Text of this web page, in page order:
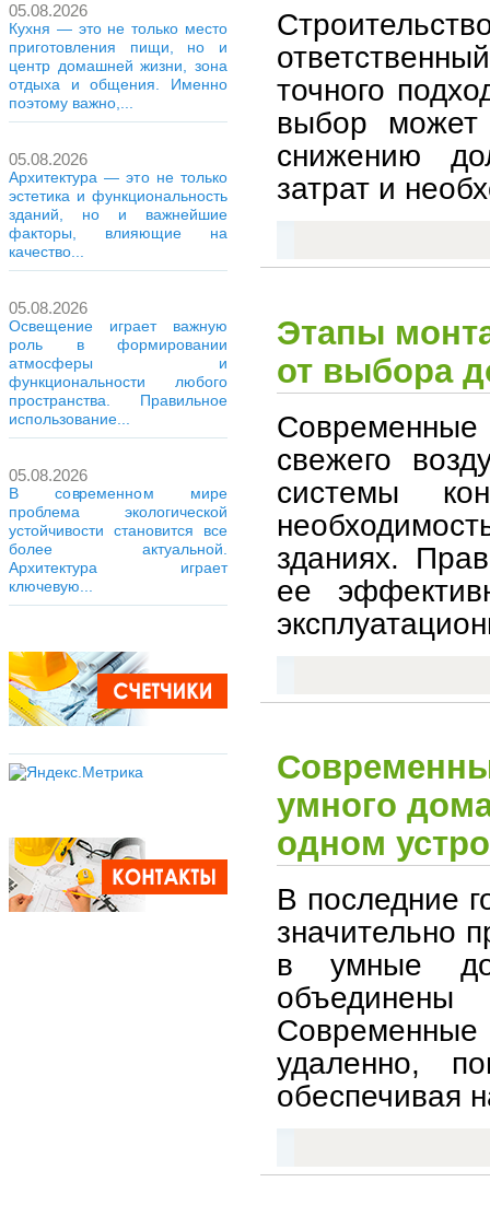
05.08.2026
Кухня — это не только место
приготовления пищи, но и
центр домашней жизни, зона
отдыха и общения. Именно
поэтому важно,...
05.08.2026
Архитектура — это не только
эстетика и функциональность
зданий, но и важнейшие
факторы, влияющие на
качество...
05.08.2026
Освещение играет важную
роль в формировании
атмосферы и
функциональности любого
пространства. Правильное
использование...
05.08.2026
В современном мире
проблема экологической
устойчивости становится все
более актуальной.
Архитектура играет
ключевую...
точного
выбор может
снижению
затрат и
Этапы
от выбора
свежего
системы
зданиях.
ее
умного
одном
В последние
значительно
в умные
удаленно,
обеспечивая